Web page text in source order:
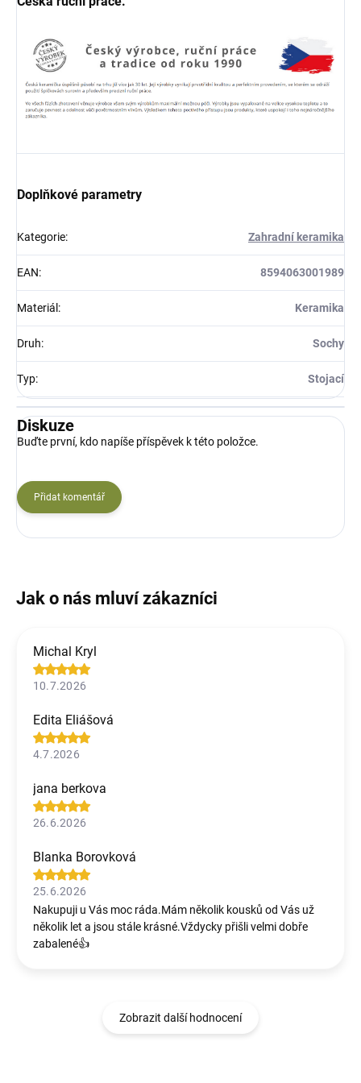
Doplňkové parametry
Kategorie: Zahradní keramika
EAN: 8594063001989
Materiál : Keramika
Druh: Sochy
Typ: Stojací
Diskuze
Buďte první, kdo napíše příspěvek k této položce.
Přidat komentář
Michal Kryl
10.7.2026
Edita Eliášová
4.7.2026
jana berkova
26.6.2026
Blanka Borovková
25.6.2026
Nakupuji u Vás moc ráda.Mám několik kousků od Vás už
několik let a jsou stále krásné.Vždycky přišli velmi dobře
zabalené👍
Zobrazit další hodnocení